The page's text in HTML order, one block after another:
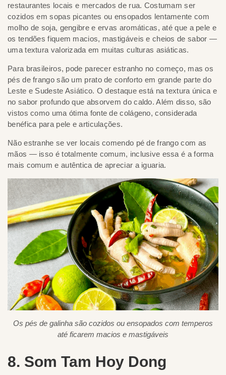
restaurantes locais e mercados de rua. Costumam ser
cozidos em sopas picantes ou ensopados lentamente com
molho de soja, gengibre e ervas aromáticas, até que a pele e
os tendões fiquem macios, mastigáveis e cheios de sabor —
uma textura valorizada em muitas culturas asiáticas.
Para brasileiros, pode parecer estranho no começo, mas os
pés de frango são um prato de conforto em grande parte do
Leste e Sudeste Asiático. O destaque está na textura única e
no sabor profundo que absorvem do caldo. Além disso, são
vistos como uma ótima fonte de colágeno, considerada
benéfica para pele e articulações.
Não estranhe se ver locais comendo pé de frango com as
mãos — isso é totalmente comum, inclusive essa é a forma
mais comum e autêntica de apreciar a iguaria.
Os pés de galinha são cozidos ou ensopados com temperos
até ficarem macios e mastigáveis
8. Som Tam Hoy Dong